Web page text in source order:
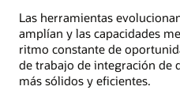
Las herramientas
amplían y las capacidades
ritmo constante de
de trabajo de integración de
más sólidos y eficientes.